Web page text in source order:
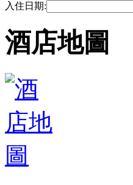
入住日期:
酒店地圖